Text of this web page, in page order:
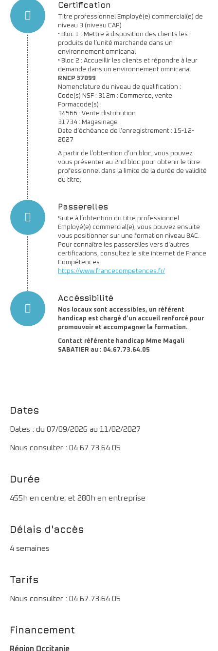
Certification
Titre professionnel Employé(e) commercial(e) de
niveau 3 (niveau CAP)
• Bloc 1 : Mettre à disposition des clients les
produits de l’unité marchande dans un
environnement omnicanal
• Bloc 2 : Accueillir les clients et répondre à leur
demande dans un environnement omnicanal
RNCP 37099
Nomenclature du niveau de qualification :
Code(s) NSF : 312m : Commerce, vente
Formacode(s) :
34566 : Vente distribution
31734 : Magasinage
Date d’échéance de l’enregistrement : 15-12-
2027
A partir de l’obtention d’un bloc, vous pouvez
vous présenter au 2nd bloc pour obtenir le titre
professionnel dans la limite de la durée de validité
du titre.
Passerelles
Suite à l’obtention du titre professionnel
Employé(e) commercial(e), vous pouvez ensuite
vous positionner sur une formation niveau BAC.
Pour connaître les passerelles vers d’autres
certifications, consultez le site internet de France
Compétences
https://www.francecompetences.fr/
Accéssibilité
Nos locaux sont accessibles, un référent
handicap est chargé d’un accueil renforcé pour
promouvoir et accompagner la formation.
Contact référente handicap Mme Magali
SABATIER au : 04.67.73.64.05
Dates
Dates : du 07/09/2026 au 11/02/2027
Nous consulter : 04.67.73.64.05
Durée
455h en centre, et 280h en entreprise
Délais d'accès
4 semaines
Tarifs
Nous consulter : 04.67.73.64.05
Financement
Région Occitanie